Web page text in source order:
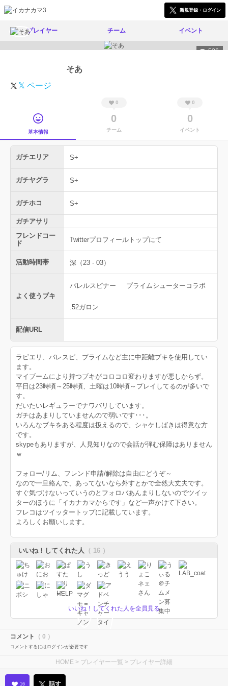
新規登録・ログイン
プレイヤー チーム イベント
526
そあ
𝕏 ページ
基本情報
0
0
チーム
0
0
イベント
ガチエリア S+
ガチヤグラ S+
ガチホコ S+
ガチアサリ
フレンドコー
ド
Twitterプロフィールトップにて
活動時間帯 深（23 - 03）
よく使うブキ
バレルスピナー プライムシューターコラボ
.52ガロン
配信URL
ラピエリ、バレスピ、プライムなど主に中距離ブキを使用してい
ます。
マイブームにより持つブキがコロコロ変わりますが悪しからず。
平日は23時頃～25時頃、土曜は10時頃～プレイしてるのが多いで
す。
だいたいレギュラーでナワバリしています。
ガチはあまりしていませんので弱いです･･･。
いろんなブキをある程度は扱えるので、シャケしばきは得意な方
です。
skypeもありますが、人見知りなので会話が弾む保障はありません
ｗ
フォロー/リム、フレンド申請/解除は自由にどうぞ～
なので一旦絡んで、あってないなら外すとかで全然大丈夫です。
すぐ気づけないっていうのとフォロバあんまりしないのでツイッ
ターのほうに「イカナカマからです」など一声かけて下さい。
フレコはツイッタートップに記載しています。
よろしくお願いします。
いいね！してくれた人 （ 16 ）
いいね！してくれた人を全員見る
コメント （ 0 ）
コメントするにはログインが必要です
HOME > プレイヤー一覧 > プレイヤー詳細
16 話す